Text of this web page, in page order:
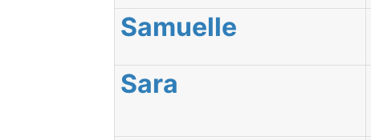
Samuelle
Sara